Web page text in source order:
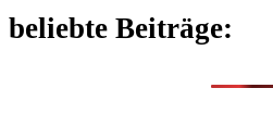
beliebte Beiträge: